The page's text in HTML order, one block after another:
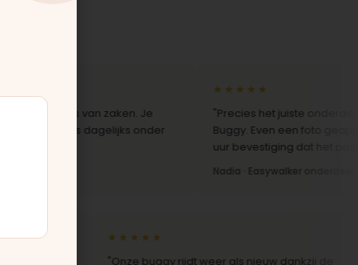
kennis van zaken. Je
dagelijks onder
★★★★★
"Precies het juiste onderdeel voor
Buggy. Even een foto geappt en
uur bevestiging dat het paste."
Nadia · Easywalker onderdeel
vragen
★★★★★
"Onze buggy rijdt weer als nieuw dankzij de